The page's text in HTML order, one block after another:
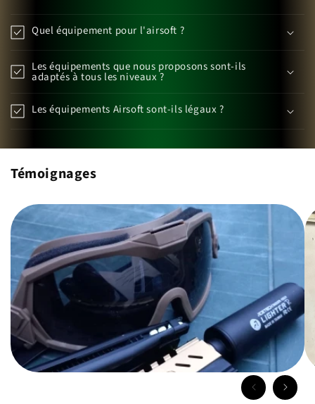
Quel équipement pour l'airsoft ?
Les équipements que nous proposons sont-ils
adaptés à tous les niveaux ?
Les équipements Airsoft sont-ils légaux ?
Témoignages